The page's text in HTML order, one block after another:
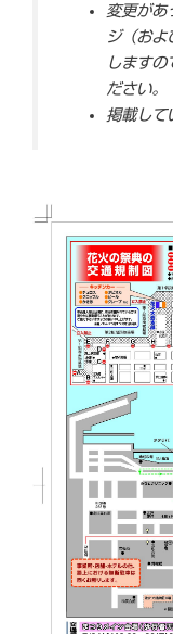
変更があ
ジ（お
しますの
ださい。
掲載して